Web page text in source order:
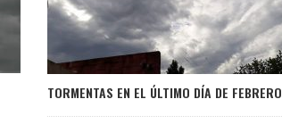
TORMENTAS EN EL ÚLTIMO DÍA DE FEBRERO